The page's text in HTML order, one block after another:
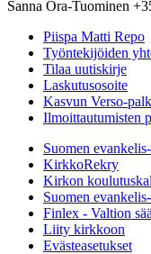
Sanna Ora-Tuominen
Piispa Matti Repo
Työntekijöiden
Tilaa uutiskirje
Laskutusosoite
Kasvun Verso-
Ilmoittautumisten
Suomen
KirkkoRekry
Kirkon
Suomen
Finlex - Valtion
Liity kirkkoon
Evästeasetukset